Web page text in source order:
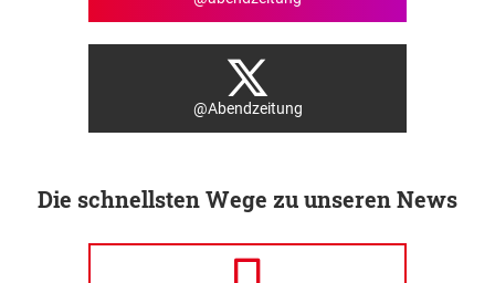
@Abendzeitung
Die schnellsten Wege zu unseren News